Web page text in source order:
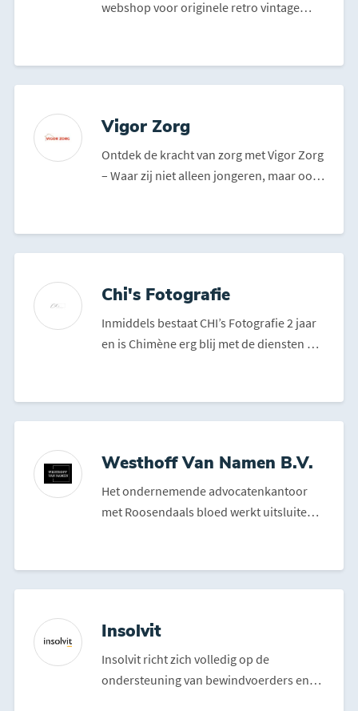
webshop voor originele retro vintage
Vigor Zorg
Ontdek de kracht van zorg met Vigor Zorg
– Waar zij niet alleen jongeren, maar ook
Chi's Fotografie
Inmiddels bestaat CHI’s Fotografie 2 jaar
en is Chimène erg blij met de diensten die
Westhoff Van Namen B.V.
Het ondernemende advocatenkantoor
met Roosendaals bloed werkt uitsluitend
Insolvit
Insolvit richt zich volledig op de
ondersteuning van bewindvoerders en